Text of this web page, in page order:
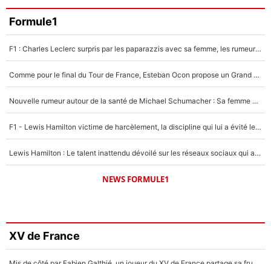
Formule1
F1 : Charles Leclerc surpris par les paparazzis avec sa femme, les rumeurs étaient vraies !
Comme pour le final du Tour de France, Esteban Ocon propose un Grand Prix de Formule 1 à Paris : «Autour de l’Arc de Triomphe, ce serait génial» !
Nouvelle rumeur autour de la santé de Michael Schumacher : Sa femme Corinna sort du silence
F1 - Lewis Hamilton victime de harcèlement, la discipline qui lui a évité le pire : «J'aurais probablement mal tourné»
Lewis Hamilton : Le talent inattendu dévoilé sur les réseaux sociaux qui a impressionné Kim Kardashian pendant leurs vacances en amoureux !
NEWS FORMULE1
XV de France